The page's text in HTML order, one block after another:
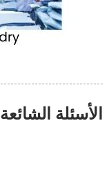
الأسئلة الشائعة